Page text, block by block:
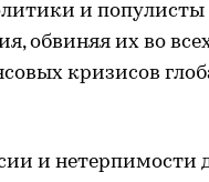
и популисты
обвиняя их во
кризисов
и нетерпимости